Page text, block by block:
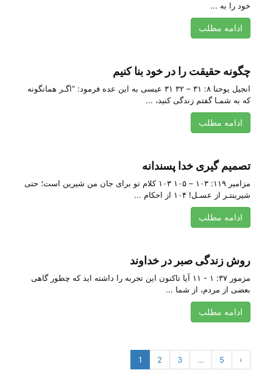
خود را به‌ ...
ادامه مطلب
چگونه حقیقت را در خود بنا کنیم
انجیل یوحنا ۸: ۳۱ – ۳۲ ۳۱ عیسی به این عده فرمود: “اگـر همانگونه
که به شمـا گفتم زندگی کنید، ...
ادامه مطلب
تصمیم گیری خدا پسندانه
مزامیر ۱۱۹: ۱۰۳ – ۱۰۵ ۱۰۳ كلام‌ تو برای‌ جان‌ من‌ شیرین‌ است‌؛ حتی‌
شیرینتـر از عسـل‌! ۱۰۴ از احكام‌ ...
ادامه مطلب
روش زندگی صبر در خداوند
مزمور ۳۷: ۱ - ۱۱ آیا تاکنون این تجربه را داشته اید که چطور گاهی
بعضی از مردم، از شما ...
ادامه مطلب
1 2 3 … 5 ›